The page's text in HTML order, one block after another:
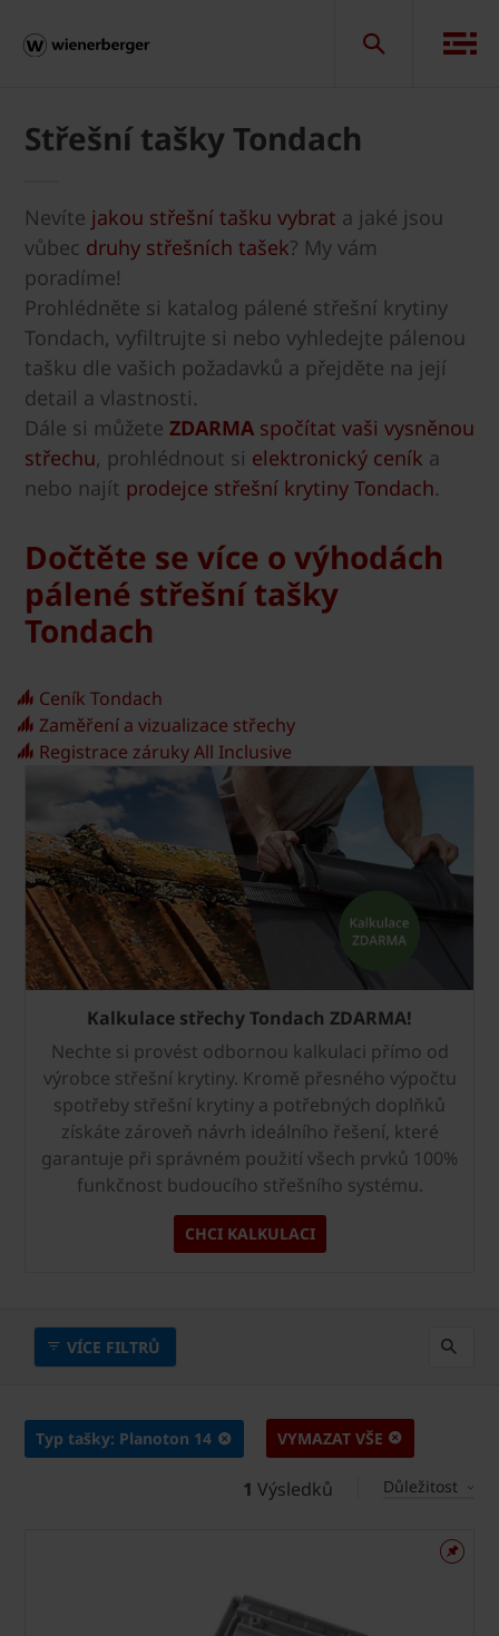
Střešní tašky Tondach
Nevíte jakou střešní tašku vybrat a jaké jsou
vůbec druhy střešních tašek? My vám
poradíme!
Prohlédněte si katalog pálené střešní krytiny
Tondach, vyfiltrujte si nebo vyhledejte pálenou
tašku dle vašich požadavků a přejděte na její
detail a vlastnosti.
Dále si můžete ZDARMA spočítat vaši vysněnou
střechu, prohlédnout si elektronický ceník a
nebo najít prodejce střešní krytiny Tondach.
Dočtěte se více o výhodách
pálené střešní tašky
Tondach
Ceník Tondach
Zaměření a vizualizace střechy
Registrace záruky All Inclusive
Kalkulace střechy Tondach ZDARMA!
Nechte si provést odbornou kalkulaci přímo od
výrobce střešní krytiny. Kromě přesného výpočtu
spotřeby střešní krytiny a potřebných doplňků
získáte zároveň návrh ideálního řešení, které
garantuje při správném použití všech prvků 100%
funkčnost budoucího střešního systému.
CHCI KALKULACI
VÍCE FILTRŮ
Typ tašky: Planoton 14 VYMAZAT VŠE
1 Výsledků Důležitost